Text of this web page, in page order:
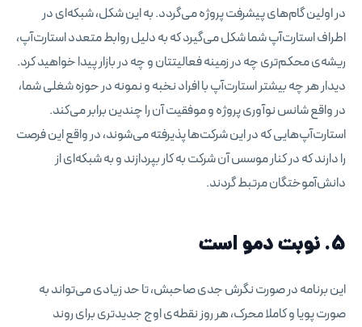
در اولین گام‌های پیشرفت پروژه می‌گردد. به این شکل، شبکه‌ای در
اطراف استارت‌آپ شما شکل می‌گیرد که به دلیل روابط متعدد استارت‌آپ،
ریشه‌ی محکم‌تری چه در زمینه فعالیتتان و چه در بازار پیدا خواهید کرد.
دیدار هر چه بیشتر استارت‌آپ با افراد نخبه و نمونه در حوزه شغلی شما،
در واقع شانس نوآوری پروژه و موفقیت آن را چندین برابر می‌کند.
استارت‌آپ‌هایی که در این شرکت‌ها پذیرفته می‌شوند، در واقع این فرصت
را دارند که در کنار موسس آن شرکت به کار بپردازند و به شبکه‌ای از
دانش‌آموختگان مرتبط گردند.
5. نوبت دمو است
این برنامه در صورت نگرش جدی صاحبش، تا حد زیادی می‌تواند به
صورت پویا و کاملا محرک، هر روز نقطه‌ی اوج جدیدتری برای روند